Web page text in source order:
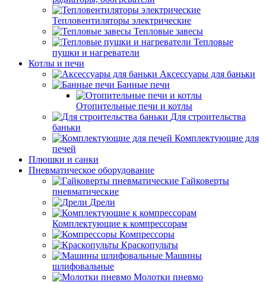
Тепловентиляторы электрические
Тепловые завесы
Тепловые
пушки и нагреватели
Котлы и печи
Аксессуары для баньки
Банные печи
Отопительные печи и котлы
Для строительства
баньки
Комплектующие для
печей
Плюшки и санки
Пневматическое оборудование
Гайковерты
пневматические
Дрели
Комплектующие к компрессорам
Компрессоры
Краскопульты
Машины
шлифовальные
Молотки пневмо